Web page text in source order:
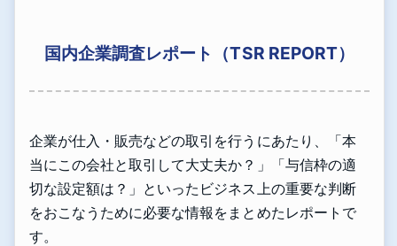
国内企業調査レポート（TSR REPORT）
企業が仕入・販売などの取引を行うにあたり、「本
当にこの会社と取引して大丈夫か？」「与信枠の適
切な設定額は？」といったビジネス上の重要な判断
をおこなうために必要な情報をまとめたレポートで
す。